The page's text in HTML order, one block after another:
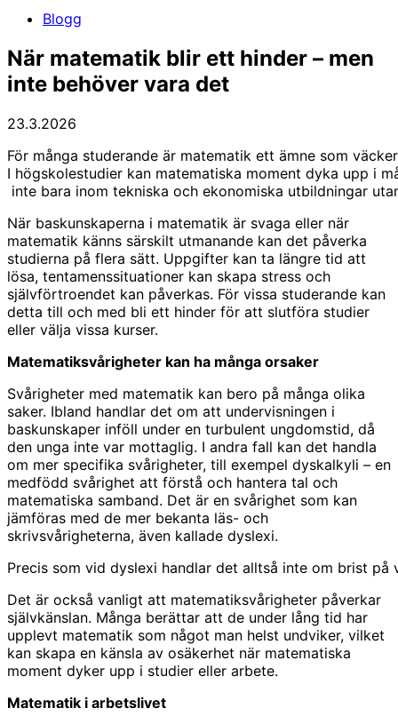
Blogg
När matematik blir ett hinder – men
inte behöver vara det
23.3.2026
För många studerande är matematik ett ämne som
I högskolestudier kan matematiska moment dyka upp i
inte bara inom tekniska och ekonomiska utbildningar
När baskunskaperna i matematik är svaga eller när
matematik känns särskilt utmanande kan det påverka
studierna på flera sätt. Uppgifter kan ta längre tid att
lösa, tentamenssituationer kan skapa stress och
självförtroendet kan påverkas. För vissa studerande kan
detta till och med bli ett hinder för att slutföra studier
eller välja vissa kurser.
Matematiksvårigheter kan ha många orsaker
Svårigheter med matematik kan bero på många olika
saker. Ibland handlar det om att undervisningen i
baskunskaper inföll under en turbulent ungdomstid, då
den unga inte var mottaglig. I andra fall kan det handla
om mer specifika svårigheter, till exempel dyskalkyli – en
medfödd svårighet att förstå och hantera tal och
matematiska samband. Det är en svårighet som kan
jämföras med de mer bekanta läs- och
skrivsvårigheterna, även kallade dyslexi.
Precis som vid dyslexi handlar det alltså inte om brist
Det är också vanligt att matematiksvårigheter påverkar
självkänslan. Många berättar att de under lång tid har
upplevt matematik som något man helst undviker, vilket
kan skapa en känsla av osäkerhet när matematiska
moment dyker upp i studier eller arbete.
Matematik i arbetslivet